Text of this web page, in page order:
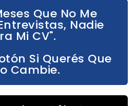
Que No Me
Nadie
Mi CV".
Si Querés Que
Cambie.